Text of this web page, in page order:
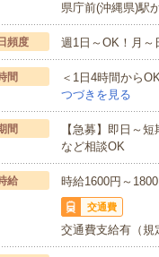
県庁前(沖縄県)駅
頻度 週1日～OK！月～
間
＜1日4時間から
つづきを見る
間
【急募】即日～
など相談OK
給 時給1600円～
交通費
交通費支給有（規